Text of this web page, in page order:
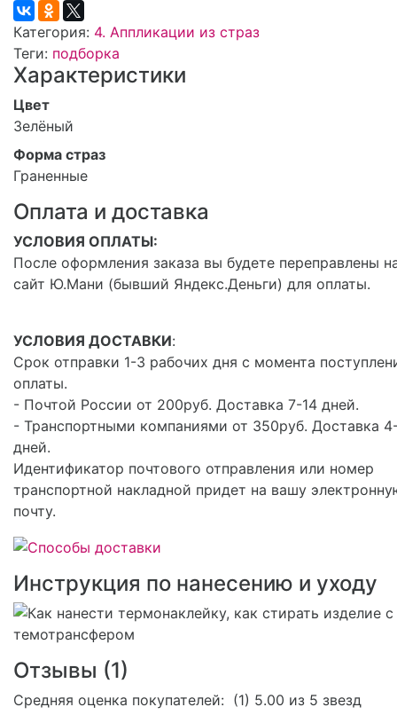
Категория: 4. Аппликации из страз
Теги: подборка
Характеристики
Цвет
Зелёный
Форма страз
Граненные
Оплата и доставка
УСЛОВИЯ ОПЛАТЫ:
После оформления заказа вы будете переправлены
сайт Ю.Мани (бывший Яндекс.Деньги) для оплаты.
УСЛОВИЯ ДОСТАВКИ:
Срок отправки 1-3 рабочих дня с момента
оплаты.
- Почтой России от 200руб. Доставка 7-14 дней.
- Транспортными компаниями от 350руб. Доставка
дней.
Идентификатор почтового отправления или номер
транспортной накладной придет на вашу
почту.
Инструкция по нанесению и уходу
Отзывы (1)
Средняя оценка покупателей: (1) 5.00 из 5 звезд